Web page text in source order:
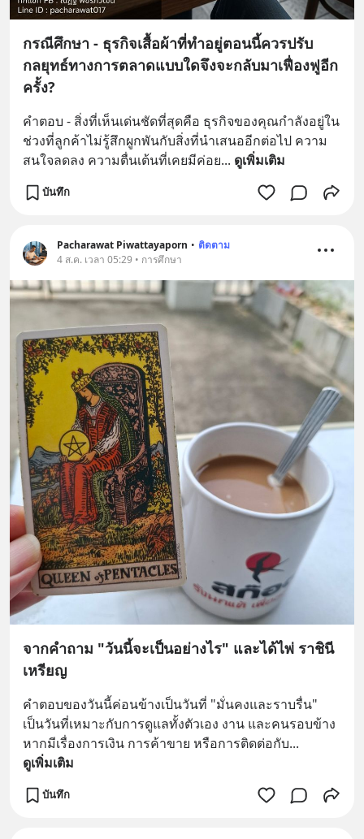
กรณีศึกษา - ธุรกิจเสื้อผ้าที่ทำอยู่ตอนนี้ควรปรับ
กลยุทธ์ทางการตลาดแบบใดจึงจะกลับมาเฟื่องฟูอีก
ครั้ง?
คำตอบ - สิ่งที่เห็นเด่นชัดที่สุดคือ ธุรกิจของคุณกำลังอยู่ใน
ช่วงที่ลูกค้าไม่รู้สึกผูกพันกับสิ่งที่นำเสนออีกต่อไป ความ
สนใจลดลง ความตื่นเต้นที่เคยมีค่อย... ดูเพิ่มเติม
บันทึก
Pacharawat Piwattayaporn • ติดตาม
4 ส.ค. เวลา 05:29 • การศึกษา
จากคำถาม "วันนี้จะเป็นอย่างไร" และได้ไพ่ ราชินี
เหรียญ
คำตอบของวันนี้ค่อนข้างเป็นวันที่ "มั่นคงและราบรื่น"
เป็นวันที่เหมาะกับการดูแลทั้งตัวเอง งาน และคนรอบข้าง
หากมีเรื่องการเงิน การค้าขาย หรือการติดต่อกับ...
ดูเพิ่มเติม
บันทึก